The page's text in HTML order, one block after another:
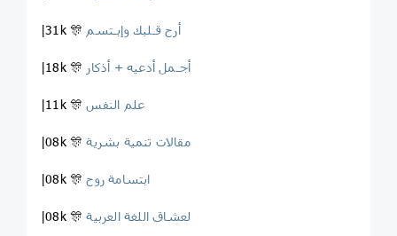
|31k 🎊 أرح قـلبك وإبـتسم
|18k 🎊 أجـمل أدعيه + أذكار
|11k 🎊علم النفس
|08k 🎊مقالات تنمية بشرية
|08k 🎊ابتسامة روح
|08k 🎊لعشاق اللغة العربية